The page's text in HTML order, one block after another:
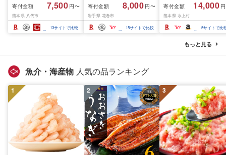
小分け 厚切り 薄切り 食
べ比べ 500g 1kg 1.5kg
2kg 牛 人気 ビーフ 牛た
ん ふるさと納税 ランキ
寄付金額
7,500 円〜
熊本県 八代市
13サイトで比較
内発送≫ 選べる内容量
500g / 1kg 定期便 毎月
届く 牛肉 肉 BBQ ふるさ
と 人気 ランキング 岩手
寄付金額
8,000 円〜
岩手県 花巻市
15サイトで比較
業務用 バーベキュー
BBQ おつまみ ギフト
祝い お中元 夏ギフト
寄付金額 14,000
熊本県 水上村
5サイトで比
もっと見る
魚介・海産物 人気の品ランキング
1 2 3